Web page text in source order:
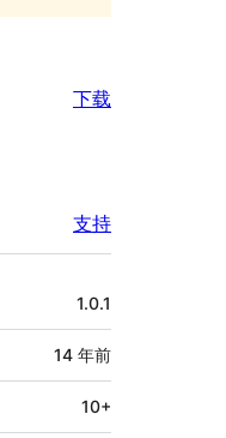
下载
支持
1.0.1
14 年前
10+